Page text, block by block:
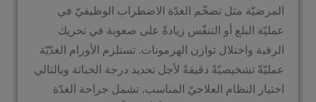
المرضيّة مثل تضخّم الغدّة الاضطراب الوظيفيّ في
عمليّة البلع أو التنفّس زيادةً على صعوبة في تحريك
الرقبة واختلال توازن الهرمونات. تستلزم الأورام الغدّيّة
عمليّةً تشخيصيّةً دقيقةً لأجل تحديد درجة الخباثة وبالتالي
اختيار النظام العلاجيّ المناسب. تشمل جراحة الغدّة